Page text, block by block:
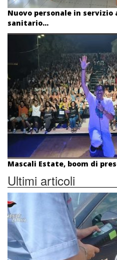
Nuovo personale in
sanitario...
Mascali Estate, boom di
Ultimi articoli